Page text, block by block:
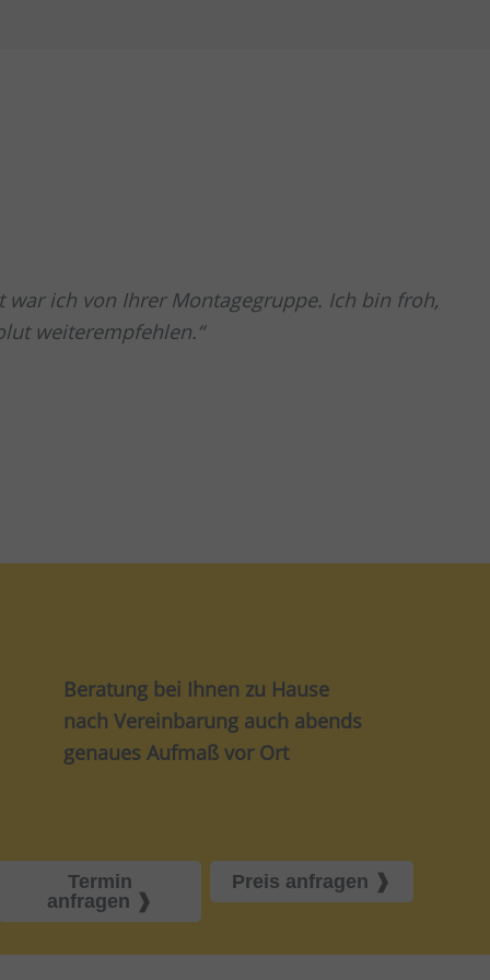
ich von Ihrer Montagegruppe. Ich bin froh,
weiterempfehlen.
Beratung bei Ihnen zu Hause
nach Vereinbarung auch abends
genaues Aufmaß vor Ort
Termin
anfragen
Preis anfragen